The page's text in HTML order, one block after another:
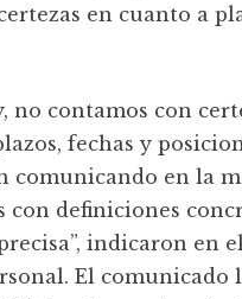
en cuanto a
no contamos con
fechas y
comunicando en la
con definiciones
indicaron en
El comunicado